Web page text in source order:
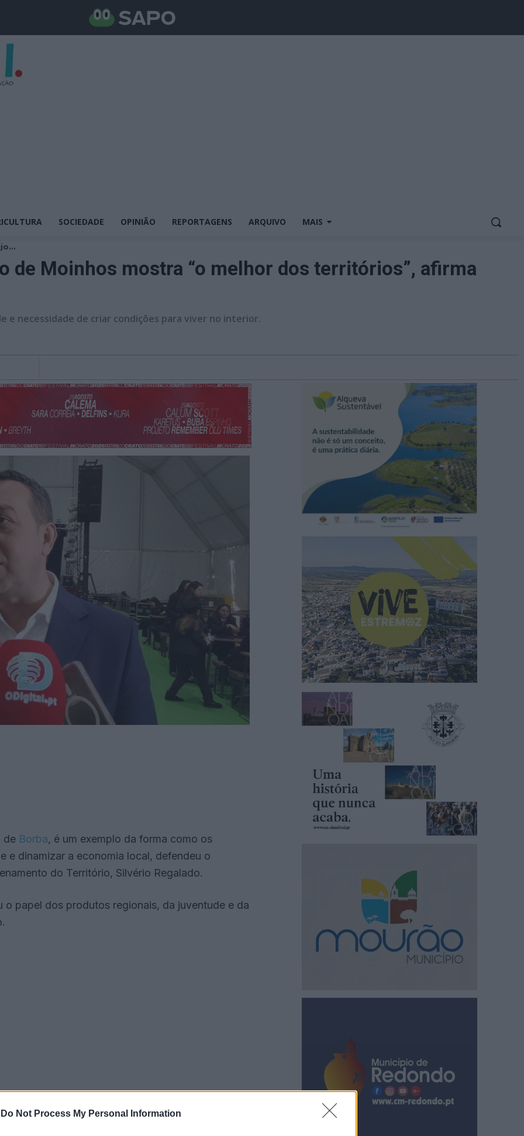
Do Not Process My Personal Information
SOCIEDADE OPINIÃO REPORTAGENS ARQUIVO MAIS
de Moinhos mostra “o melhor dos territórios”, afirma
e necessidade de criar condições para viver no interior.
de Borba, é um exemplo da forma como os
e dinamizar a economia local, defendeu o
do Território, Silvério Regalado.
papel dos produtos regionais, da juventude e da
NO CONCELHO DE BORBA